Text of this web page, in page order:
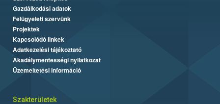
Gazdálkodási adatok
Felügyeleti szervünk
Projektek
Kapcsolódó linkek
Adatkezelési tájékoztató
Akadálymentességi nyilatkozat
Üzemeltetési információ
Szakterületek